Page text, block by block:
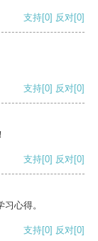
支持[0] 反对[0]
支持[0] 反对[0]
支持[0] 反对[0]
心得。
支持[0] 反对[0]